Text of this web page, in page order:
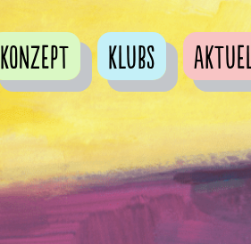
Konzept Klubs